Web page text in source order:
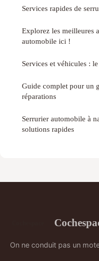
Services rapides de
Explorez les meilleures
automobile ici !
Services et véhicules :
Guide complet pour un
réparations
Serrurier automobile à
solutions rapides
On ne conduit pas un